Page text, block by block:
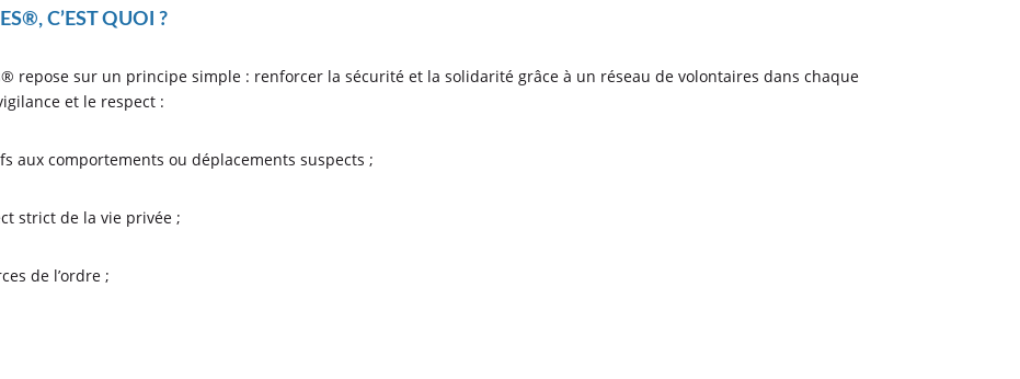
C’EST QUOI ?
repose sur un principe simple : renforcer la sécurité et la solidarité grâce à un réseau de volontaires dans chaque
et le respect :
aux comportements ou déplacements suspects ;
strict de la vie privée ;
de l’ordre ;